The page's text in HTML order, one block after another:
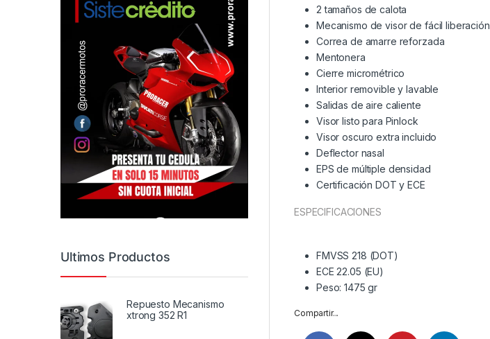
2 tamaños de calota
Mecanismo de visor de fácil liberación
Correa de amarre reforzada
Mentonera
Cierre micrométrico
Interior removible y lavable
Salidas de aire caliente
Visor listo para Pinlock
Visor oscuro extra incluido
Deflector nasal
EPS de múltiple densidad
Certificación DOT y ECE
ESPECIFICACIONES
FMVSS 218 (DOT)
ECE 22.05 (EU)
Peso: 1475 gr
Compartir...
Ultimos Productos
Repuesto Mecanismo
xtrong 352 R1